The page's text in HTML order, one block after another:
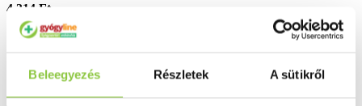
Beleegyezés Részletek A sütikről
4 314 Ft